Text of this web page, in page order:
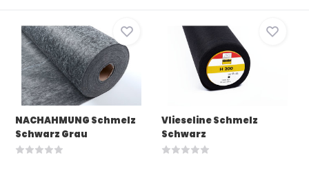
NACHAHMUNG Schmelz
Schwarz Grau
Vlieseline Schmelz
Schwarz